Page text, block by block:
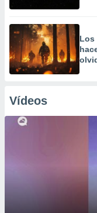
Los
Vídeos